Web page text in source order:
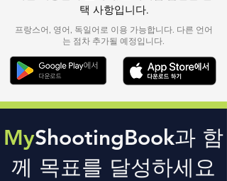
택 사항입니다.
프랑스어, 영어, 독일어로 이용 가능합니다. 다른 언어
는 점차 추가될 예정입니다.
MyShootingBook과 함
께 목표를 달성하세요